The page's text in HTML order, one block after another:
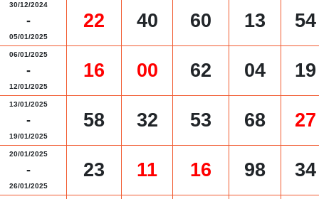
30/12/2024
-
05/01/2025
22 40 60 13 54
06/01/2025
-
12/01/2025
16 00 62 04 19
13/01/2025
-
19/01/2025
58 32 53 68 27
20/01/2025
-
26/01/2025
23 11 16 98 34